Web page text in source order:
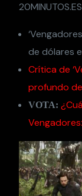
20MINUTOS.ES
de dólares
Crítica de
profundo
VOTA: